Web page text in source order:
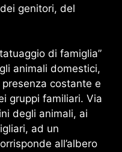
genitori, del
di famiglia”
animali domestici,
costante e
gruppi familiari. Via
degli animali, ai
ad un
all’albero